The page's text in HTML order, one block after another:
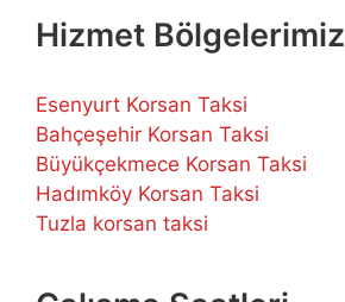
Hizmet Bölgelerimiz
Esenyurt Korsan Taksi
Bahçeşehir Korsan Taksi
Büyükçekmece Korsan Taksi
Hadımköy Korsan Taksi
Tuzla korsan taksi